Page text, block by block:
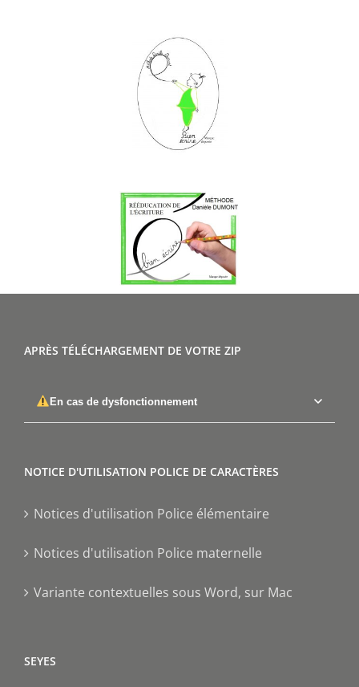
APRÈS TÉLÉCHARGEMENT DE VOTRE ZIP
En cas de dysfonctionnement
NOTICE D'UTILISATION POLICE DE CARACTÈRES
Notices d'utilisation Police élémentaire
Notices d'utilisation Police maternelle
Variante contextuelles sous Word, sur Mac
SEYES